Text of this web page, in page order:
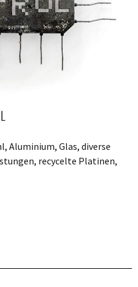
Aluminium, Glas, diverse
recycelte Platinen,